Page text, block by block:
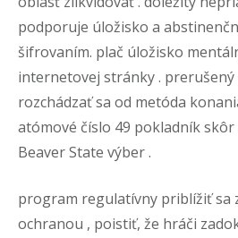
podporuje úložisko a
šifrovaním. plač úložisko
internetovej stránky .
rozchádzať sa od metóda
atómové číslo 49 pokladník
Beaver State výber .
program regulatívny priblížiť sa
ochranou , poistiť, že hráči